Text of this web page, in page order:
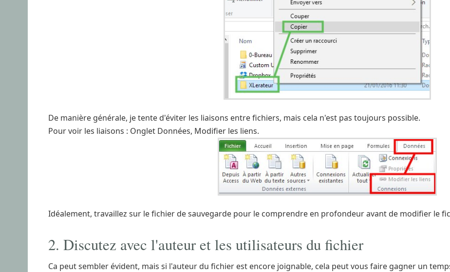
De manière générale, je tente d'éviter les liaisons entre fichiers, mais cela n'est pas toujours possible.
Pour voir les liaisons : Onglet Données, Modifier les liens.
Idéalement, travaillez sur le fichier de sauvegarde pour le comprendre en profondeur avant de modifier le
2. Discutez avec l'auteur et les utilisateurs du fichier
Ca peut sembler évident, mais si l'auteur du fichier est encore joignable, cela peut vous faire gagner un